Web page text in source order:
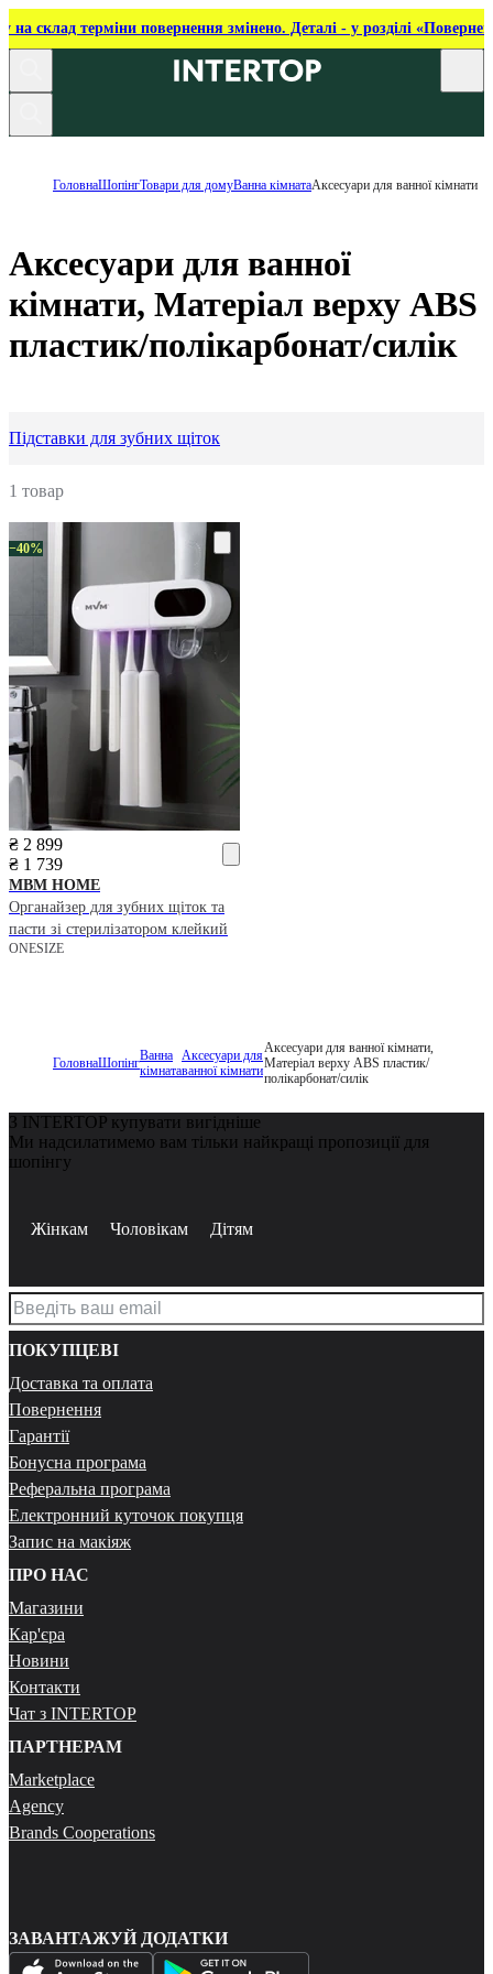
на склад терміни повернення змінено. Деталі - у розділі
ГоловнаШопінгТовари для домуВанна кімнатаАксесуари для ванної кімнати
Аксесуари для ванної
кімнати, Матеріал верху ABS
пластик/полікарбонат/силік
Підставки для зубних щіток
1 товар
−40%
₴ 2 899
₴ 1 739
MBM HOME
Органайзер для зубних щіток та
пасти зі стерилізатором клейкий
ONESIZE
ГоловнаШопінгВанна
кімната
Аксесуари для
ванної кімнати
Аксесуари для ванної кімнати,
Матеріал верху ABS пластик/
полікарбонат/силік
З INTERTOP купувати вигідніше
Ми надсилатимемо вам тільки найкращі пропозиції для
шопінгу
Жінкам Чоловікам Дітям
ПОКУПЦЕВІ
Доставка та оплата
Повернення
Гарантії
Бонусна програма
Реферальна програма
Електронний куточок покупця
Запис на макіяж
ПРО НАС
Магазини
Кар'єра
Новини
Контакти
Чат з INTERTOP
ПАРТНЕРАМ
Marketplace
Agency
Brands Cooperations
ЗАВАНТАЖУЙ ДОДАТКИ